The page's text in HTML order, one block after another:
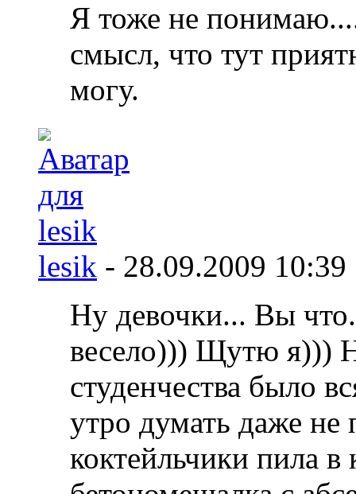
Я тоже не
смысл, что тут
могу.
lesik - 28.09.2009 10:39
Ну девочки... Вы
весело))) Щутю я)))
студенчества было
утро думать даже не
коктейльчики пила